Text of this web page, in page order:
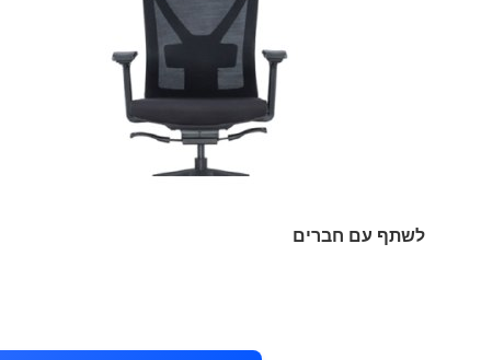
לשתף עם חברים